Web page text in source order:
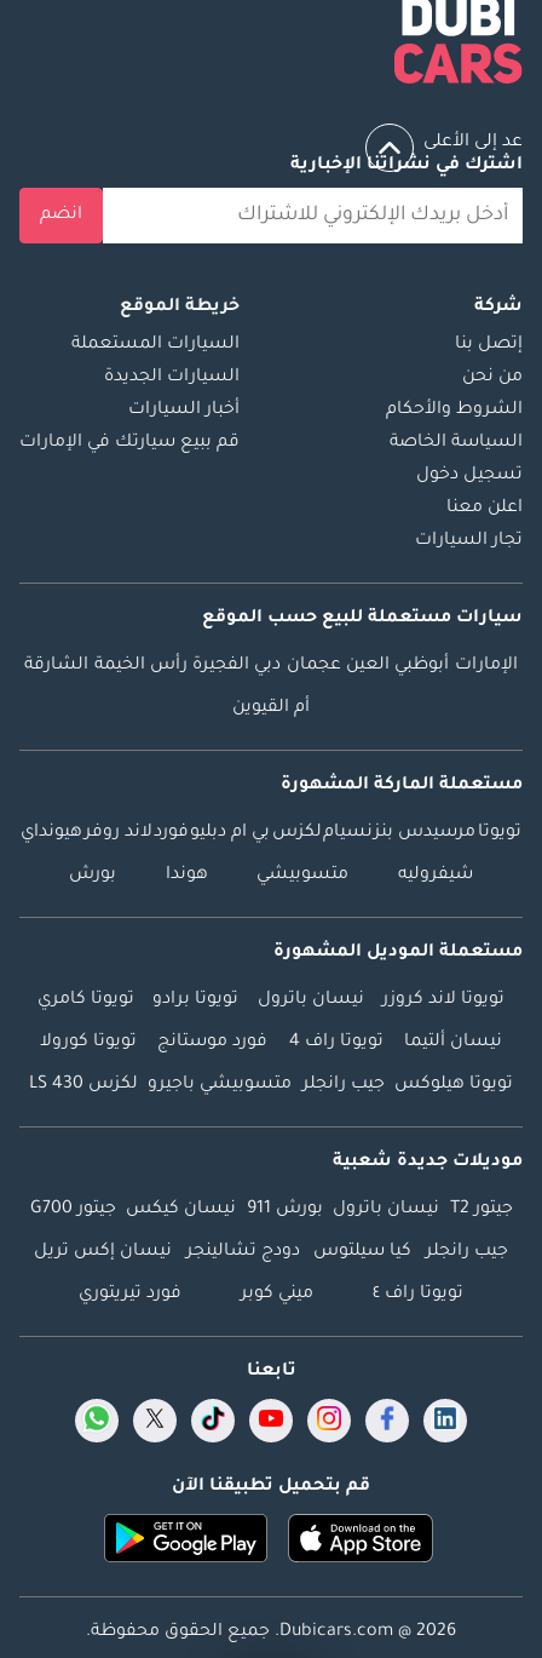
عد إلى الأعلى
اشترك في نشراتنا الإخبارية
انضم
شركة
إتصل بنا
من نحن
الشروط والأحكام
السياسة الخاصة
تسجيل دخول
اعلن معنا
تجار السيارات
خريطة الموقع
السيارات المستعملة
السيارات الجديدة
أخبار السيارات
قم ببيع سيارتك في الإمارات
سيارات مستعملة للبيع حسب الموقع
الإمارات أبوظبي العين عجمان دبي الفجيرة رأس الخيمة الشارقة
أم القيوين
مستعملة الماركة المشهورة
تويوتا مرسيدس بنزنسياملكزس بي ام دبليوفوردلاند روفرهيونداي
شيفروليه متسوبيشي هوندا بورش
مستعملة الموديل المشهورة
تويوتا لاند كروزر نيسان باترول تويوتا برادو تويوتا كامري
نيسان ألتيما تويوتا راف 4 فورد موستانج تويوتا كورولا
تويوتا هيلوكس جيب رانجلر متسوبيشي باجيرو لكزس LS 430
موديلات جديدة شعبية
جيتور T2 نيسان باترول بورش 911 نيسان كيكس جيتور G700
جيب رانجلر كيا سيلتوس دودج تشالينجر نيسان إكس تريل
تويوتا راف ٤ ميني كوبر فورد تيريتوري
تابعنا
قم بتحميل تطبيقنا الآن
Dubicars.com @ 2026. جميع الحقوق محفوظة.